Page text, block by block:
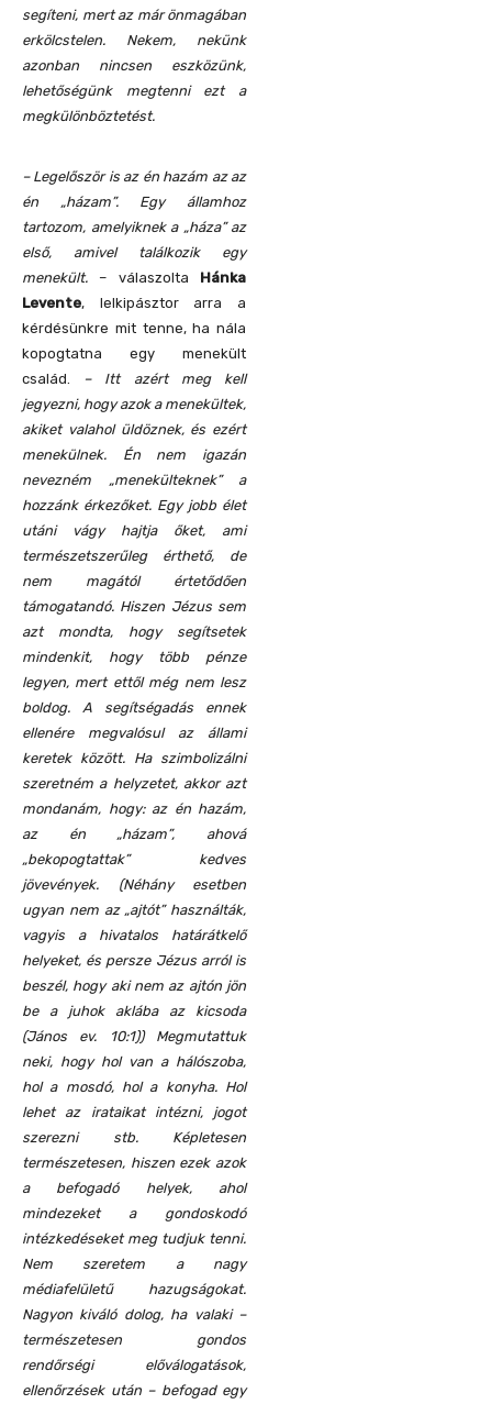
segíteni, mert az már önmagában
erkölcstelen. Nekem, nekünk
azonban nincsen eszközünk,
lehetőségünk megtenni ezt a
megkülönböztetést.
– Legelőször is az én hazám az az
én „házam”. Egy államhoz
tartozom, amelyiknek a „háza” az
első, amivel találkozik egy
menekült. – válaszolta Hánka
Levente, lelkipásztor arra a
kérdésünkre mit tenne, ha nála
kopogtatna egy menekült
család.
– Itt azért meg kell
jegyezni, hogy azok a menekültek,
akiket valahol üldöznek, és ezért
menekülnek. Én nem igazán
nevezném „menekülteknek” a
hozzánk érkezőket. Egy jobb élet
utáni vágy hajtja őket, ami
természetszerűleg érthető, de
nem magától értetődően
támogatandó. Hiszen Jézus sem
azt mondta, hogy segítsetek
mindenkit, hogy több pénze
legyen, mert ettől még nem lesz
boldog. A segítségadás ennek
ellenére megvalósul az állami
keretek között. Ha szimbolizálni
szeretném a helyzetet, akkor azt
mondanám, hogy: az én hazám,
az én „házam”, ahová
„bekopogtattak” kedves
jövevények. (Néhány esetben
ugyan nem az „ajtót” használták,
vagyis a hivatalos határátkelő
helyeket, és persze Jézus arról is
beszél, hogy aki nem az ajtón jön
be a juhok aklába az kicsoda
(János ev. 10:1)) Megmutattuk
neki, hogy hol van a hálószoba,
hol a mosdó, hol a konyha. Hol
lehet az irataikat intézni, jogot
szerezni stb. Képletesen
természetesen, hiszen ezek azok
a befogadó helyek, ahol
mindezeket a gondoskodó
intézkedéseket meg tudjuk tenni.
Nem szeretem a nagy
médiafelületű hazugságokat.
Nagyon kiváló dolog, ha valaki –
természetesen gondos
rendőrségi előválogatások,
ellenőrzések után – befogad egy